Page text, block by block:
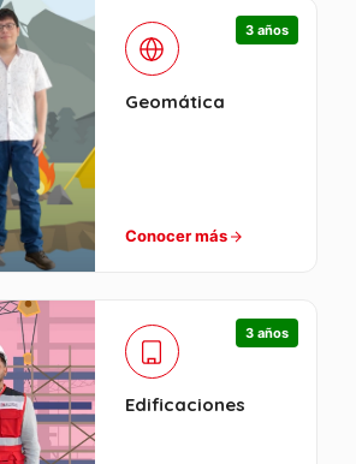
3 años
Geomática
Conocer más
3 años
Edificaciones